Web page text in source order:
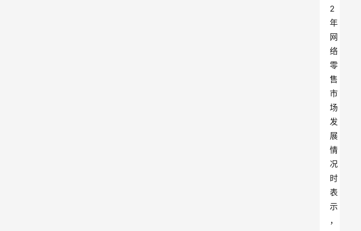
2
年
网
络
零
售
市
场
发
展
情
况
时
表
示
，